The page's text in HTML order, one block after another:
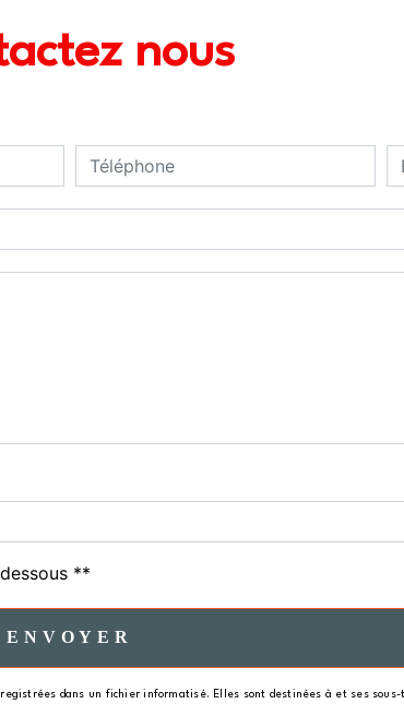
nous
**
ENVOYER
dans un fichier informatisé. Elles sont destinées à et ses